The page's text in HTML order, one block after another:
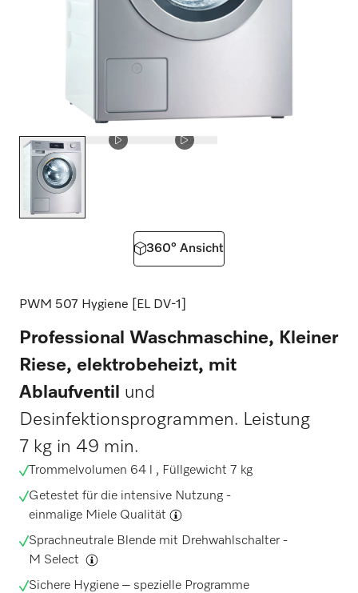
360° Ansicht
PWM 507 Hygiene [EL DV-1]
Professional Waschmaschine, Kleiner
Riese, elektrobeheizt, mit
Ablaufventil
und
Desinfektionsprogrammen. Leistung
7 kg in 49 min.
Trommelvolumen 64 l , Füllgewicht 7 kg
Getestet für die intensive Nutzung -
einmalige Miele Qualität
Sprachneutrale Blende mit Drehwahlschalter -
M Select
Sichere Hygiene – spezielle Programme